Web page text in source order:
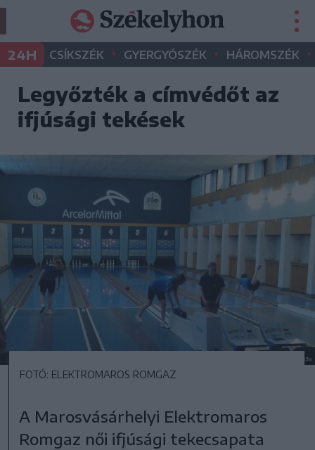
24H CSÍKSZÉK • GYERGYÓSZÉK • HÁROMSZÉK •
Legyőzték a címvédőt az
ifjúsági tekések
FOTÓ: ELEKTROMAROS ROMGAZ
A Marosvásárhelyi Elektromaros
Romgaz női ifjúsági tekecsapata